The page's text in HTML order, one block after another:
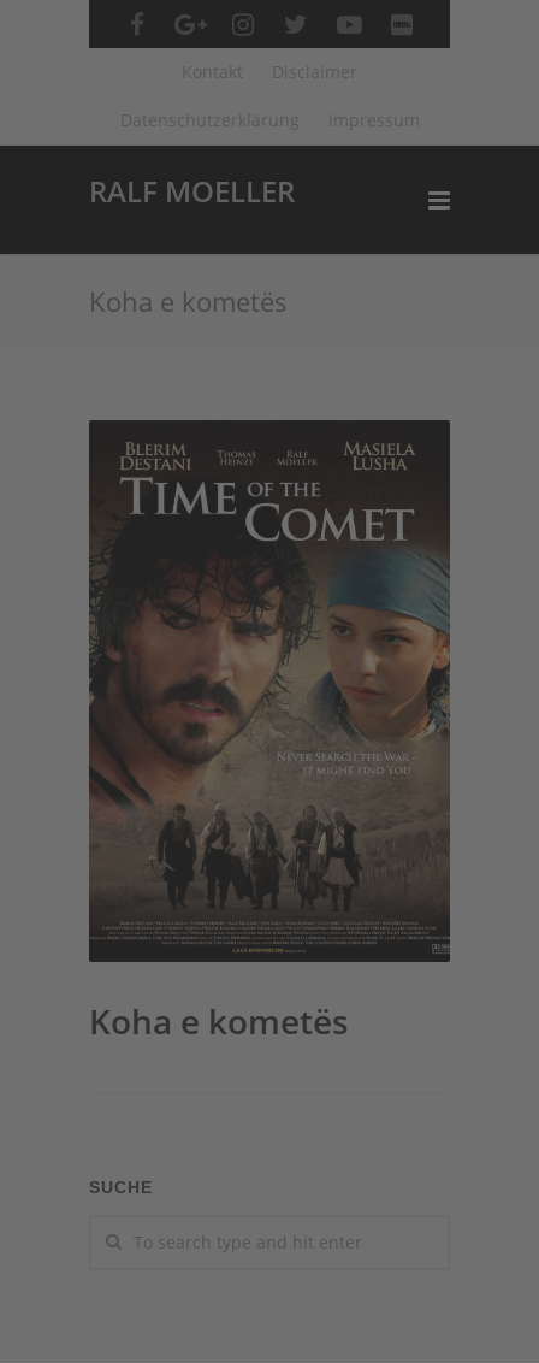
Kontakt Disclaimer
Datenschutzerklärung Impressum
RALF MOELLER
Koha e kometës
Koha e kometës
SUCHE